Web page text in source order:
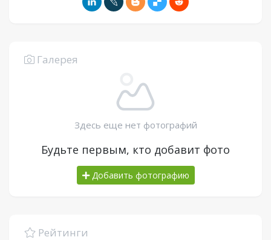
Галерея
Здесь еще нет фотографий
Будьте первым, кто добавит фото
Добавить фотографию
Рейтинги